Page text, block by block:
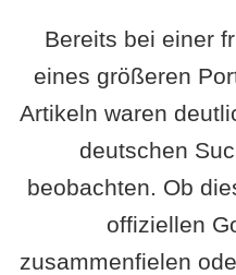
Bereits bei einer
eines größeren
Artikeln waren
deutschen
beobachten. Ob
offiziellen
zusammenfielen